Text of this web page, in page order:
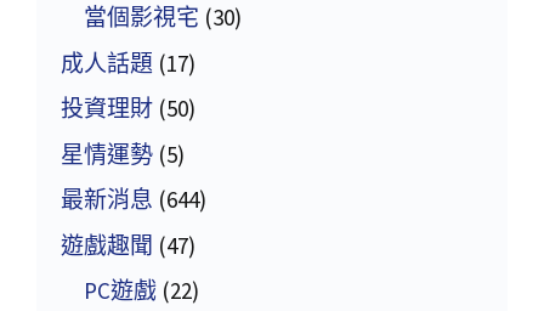
當個影視宅 (30)
成人話題 (17)
投資理財 (50)
星情運勢 (5)
最新消息 (644)
遊戲趣聞 (47)
PC遊戲 (22)